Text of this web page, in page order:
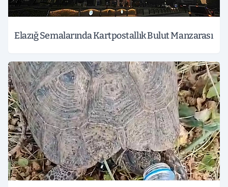
Elazığ Semalarında Kartpostallık Bulut Manzarası